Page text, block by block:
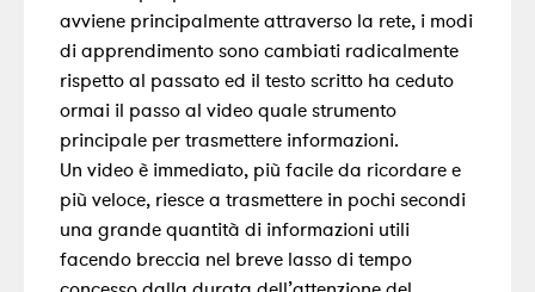
avviene principalmente attraverso la rete, i modi
di apprendimento sono cambiati radicalmente
rispetto al passato ed il testo scritto ha ceduto
ormai il passo al video quale strumento
principale per trasmettere informazioni.
Un video è immediato, più facile da ricordare e
più veloce, riesce a trasmettere in pochi secondi
una grande quantità di informazioni utili
facendo breccia nel breve lasso di tempo